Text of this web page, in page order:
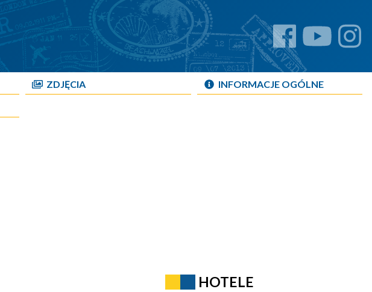
ZDJĘCIA
INFORMACJE OGÓLNE
HOTELE